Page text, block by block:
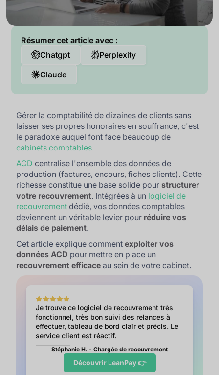
Résumer cet article avec :
Chatgpt
Perplexity
Claude
Gérer la comptabilité de dizaines de clients sans
laisser ses propres honoraires en souffrance, c'est
le paradoxe auquel font face beaucoup de
cabinets comptables.
ACD centralise l'ensemble des données de
production (factures, encours, fiches clients). Cette
richesse constitue une base solide pour structurer
votre recouvrement. Intégrées à un logiciel de
recouvrement dédié, vos données comptables
deviennent un véritable levier pour réduire vos
délais de paiement.
Cet article explique commentexploiter vos
données ACD pour mettre en place un
recouvrement efficace au sein de votre cabinet.
Je trouve ce logiciel de recouvrement très
fonctionnel, très bon suivi des relances à
effectuer, tableau de bord clair et précis. Le
service client est réactif.
Stéphanie H. - Chargée de recouvrement
Découvrir LeanPay 👉